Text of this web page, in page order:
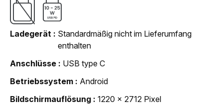
Ladegerät
Standardmäßig nicht im Lieferumfang
enthalten
Anschlüsse
USB type C
Betriebssystem
Android
Bildschirmauflösung
1220 x 2712 Pixel